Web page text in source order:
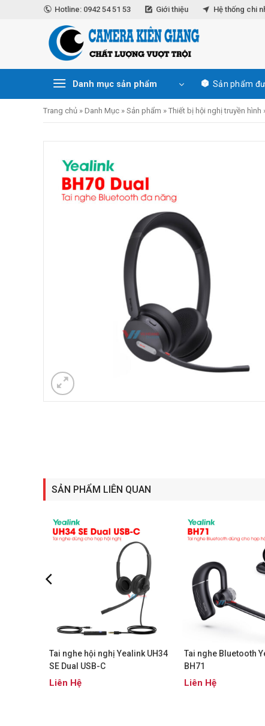
Hotline: 0942 54 51 53 Giới thiệu Hệ thống chi
Danh mục sản phẩm Sản phẩm
Trang chủ » Danh Mục » Sản phẩm » Thiết bị hội nghị truyền hình
SẢN PHẨM LIÊN QUAN
Tai nghe hội nghị Yealink UH34
SE Dual USB-C
Liên Hệ
Tai nghe Bluetooth
BH71
Liên Hệ